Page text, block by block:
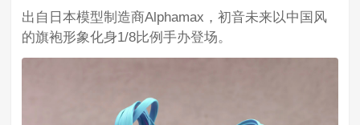
出自日本模型制造商Alphamax，初音未来以中国风
的旗袍形象化身1/8比例手办登场。